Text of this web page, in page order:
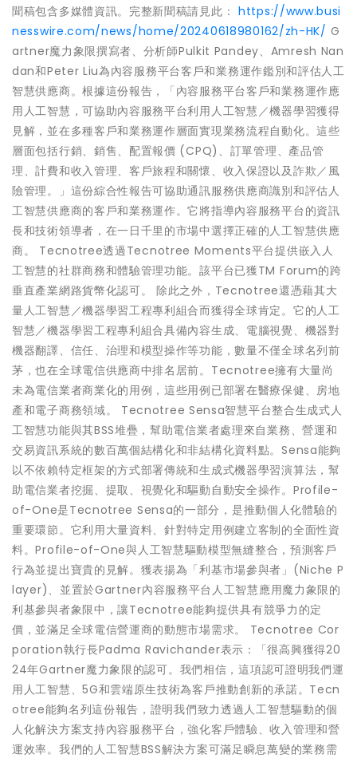
聞稿包含多媒體資訊。完整新聞稿請見此： https://www.busi
nesswire.com/news/home/20240618980162/zh-HK/ G
artner魔力象限撰寫者、分析師Pulkit Pandey、Amresh Nan
dan和Peter Liu為內容服務平台客戶和業務運作鑑別和評估人工
智慧供應商。根據這份報告，「內容服務平台客戶和業務運作應
用人工智慧，可協助內容服務平台利用人工智慧／機器學習獲得
見解，並在多種客戶和業務運作層面實現業務流程自動化。這些
層面包括行銷、銷售、配置報價 (CPQ)、訂單管理、產品管
理、計費和收入管理、客戶旅程和關懷、收入保證以及詐欺／風
險管理。」這份綜合性報告可協助通訊服務供應商識別和評估人
工智慧供應商的客戶和業務運作。它將指導內容服務平台的資訊
長和技術領導者，在一日千里的市場中選擇正確的人工智慧供應
商。 Tecnotree透過Tecnotree Moments平台提供嵌入人
工智慧的社群商務和體驗管理功能。該平台已獲TM Forum的跨
垂直產業網路貨幣化認可。 除此之外，Tecnotree還憑藉其大
量人工智慧／機器學習工程專利組合而獲得全球肯定。它的人工
智慧／機器學習工程專利組合具備內容生成、電腦視覺、機器對
機器翻譯、信任、治理和模型操作等功能，數量不僅全球名列前
茅，也在全球電信供應商中排名居前。Tecnotree擁有大量尚
未為電信業者商業化的用例，這些用例已部署在醫療保健、房地
產和電子商務領域。 Tecnotree Sensa智慧平台整合生成式人
工智慧功能與其BSS堆疊，幫助電信業者處理來自業務、營運和
交易資訊系統的數百萬個結構化和非結構化資料點。Sensa能夠
以不依賴特定框架的方式部署傳統和生成式機器學習演算法，幫
助電信業者挖掘、提取、視覺化和驅動自動安全操作。Profile-
of-One是Tecnotree Sensa的一部分，是推動個人化體驗的
重要環節。它利用大量資料、針對特定用例建立客制的全面性資
料。Profile-of-One與人工智慧驅動模型無縫整合，預測客戶
行為並提出寶貴的見解。獲表揚為「利基市場參與者」(Niche P
layer)、並置於Gartner內容服務平台人工智慧應用魔力象限的
利基參與者象限中，讓Tecnotree能夠提供具有競爭力的定
價，並滿足全球電信營運商的動態市場需求。 Tecnotree Cor
poration執行長Padma Ravichander表示：「很高興獲得20
24年Gartner魔力象限的認可。我們相信，這項認可證明我們運
用人工智慧、5G和雲端原生技術為客戶推動創新的承諾。Tecn
otree能夠名列這份報告，證明我們致力透過人工智慧驅動的個
人化解決方案支持內容服務平台，強化客戶體驗、收入管理和營
運效率。我們的人工智慧BSS解決方案可滿足瞬息萬變的業務需